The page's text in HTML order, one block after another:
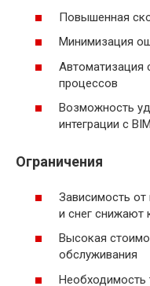
Повышенная
Минимизация
Автоматизация
процессов
Возможность
интеграции с
Ограничения
Зависимость
и снег снижают
Высокая
обслуживания
Необходимость